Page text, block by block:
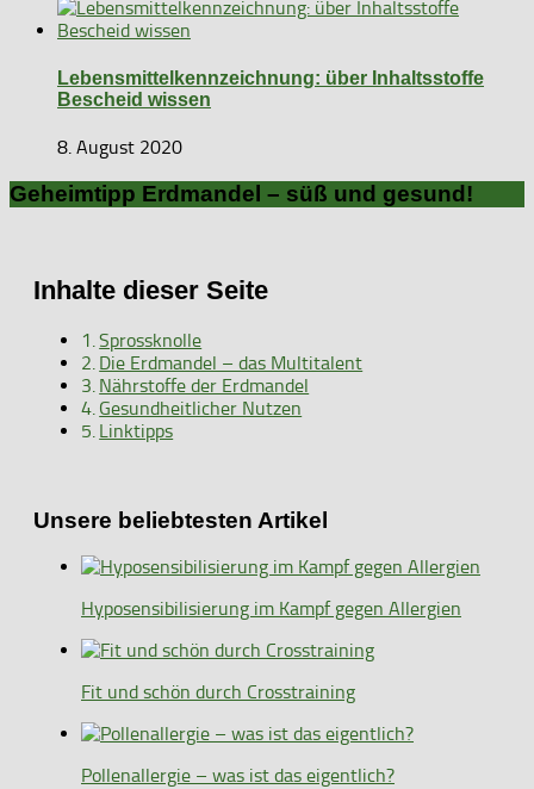
Lebensmittelkennzeichnung: über Inhaltsstoffe
Bescheid wissen
8. August 2020
Geheimtipp Erdmandel – süß und gesund!
Inhalte dieser Seite
Sprossknolle
Die Erdmandel – das Multitalent
Nährstoffe der Erdmandel
Gesundheitlicher Nutzen
Linktipps
Unsere beliebtesten Artikel
Hyposensibilisierung im Kampf gegen Allergien
Fit und schön durch Crosstraining
Pollenallergie – was ist das eigentlich?